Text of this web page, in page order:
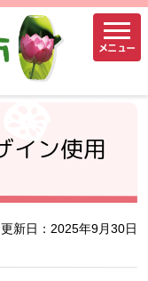
メニュー
イン使用
更新日：2025年9月30日